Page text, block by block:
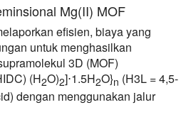
Mg(II) MOF
efisien, biaya yang
untuk menghasilkan
3D (MOF)
(H2O)2]⋅1.5H2O}n (H3L = 4,5-
dengan menggunakan jalur